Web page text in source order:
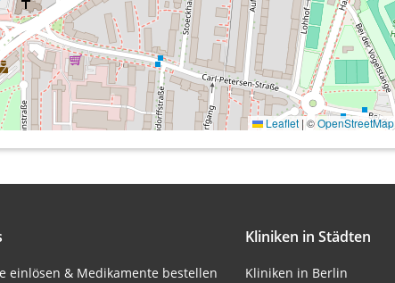
Leaflet | ©OpenStreetMap
einlösen & Medikamente bestellen
Kliniken in Städten
Kliniken in Berlin
identifizieren